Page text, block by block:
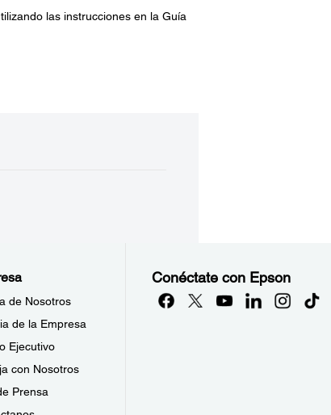
las instrucciones en la Guía
de Nosotros
de la Empresa
Ejecutivo
con Nosotros
Prensa
Conéctate con Epson